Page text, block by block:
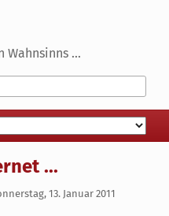
Wahnsinns ...
...
13. Januar 2011